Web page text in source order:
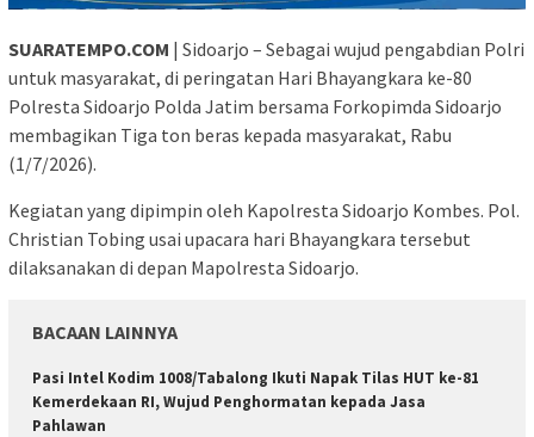
SUARATEMPO.COM | Sidoarjo – Sebagai wujud pengabdian Polri
untuk masyarakat, di peringatan Hari Bhayangkara ke-80
Polresta Sidoarjo Polda Jatim bersama Forkopimda Sidoarjo
membagikan Tiga ton beras kepada masyarakat, Rabu
(1/7/2026).
Kegiatan yang dipimpin oleh Kapolresta Sidoarjo Kombes. Pol.
Christian Tobing usai upacara hari Bhayangkara tersebut
dilaksanakan di depan Mapolresta Sidoarjo.
BACAAN LAINNYA
Pasi Intel Kodim 1008/Tabalong Ikuti Napak Tilas HUT ke-81
Kemerdekaan RI, Wujud Penghormatan kepada Jasa
Pahlawan